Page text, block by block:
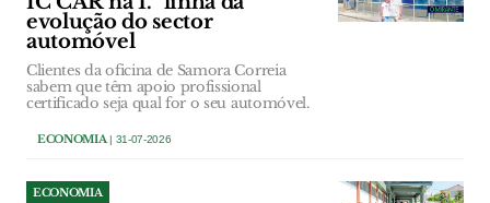
evolução do sector
automóvel
Clientes da oficina de Samora Correia
sabem que têm apoio profissional
certificado seja qual for o seu automóvel.
ECONOMIA| 31-07-2026
ECONOMIA